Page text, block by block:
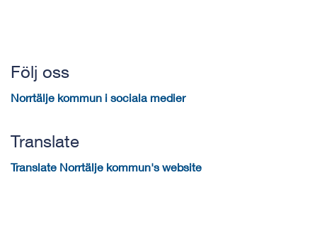
Följ oss
Norrtälje kommun i sociala medier
Translate
Translate Norrtälje kommun's website